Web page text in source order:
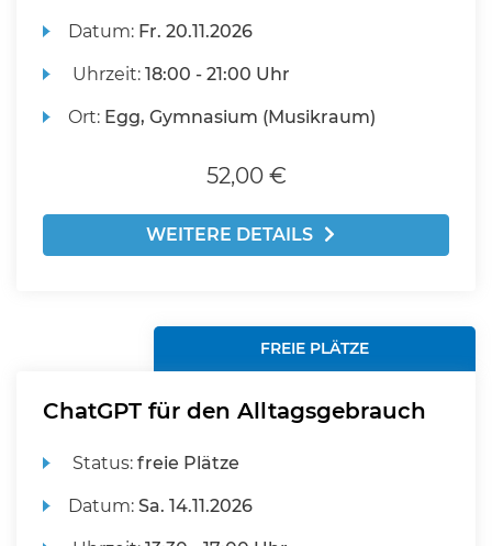
Datum: Fr. 20.11.2026
Uhrzeit:18:00 - 21:00 Uhr
Ort: Egg, Gymnasium (Musikraum)
52,00 €
WEITERE DETAILS
FREIE PLÄTZE
ChatGPT für den Alltagsgebrauch
Status:freie Plätze
Datum:Sa. 14.11.2026